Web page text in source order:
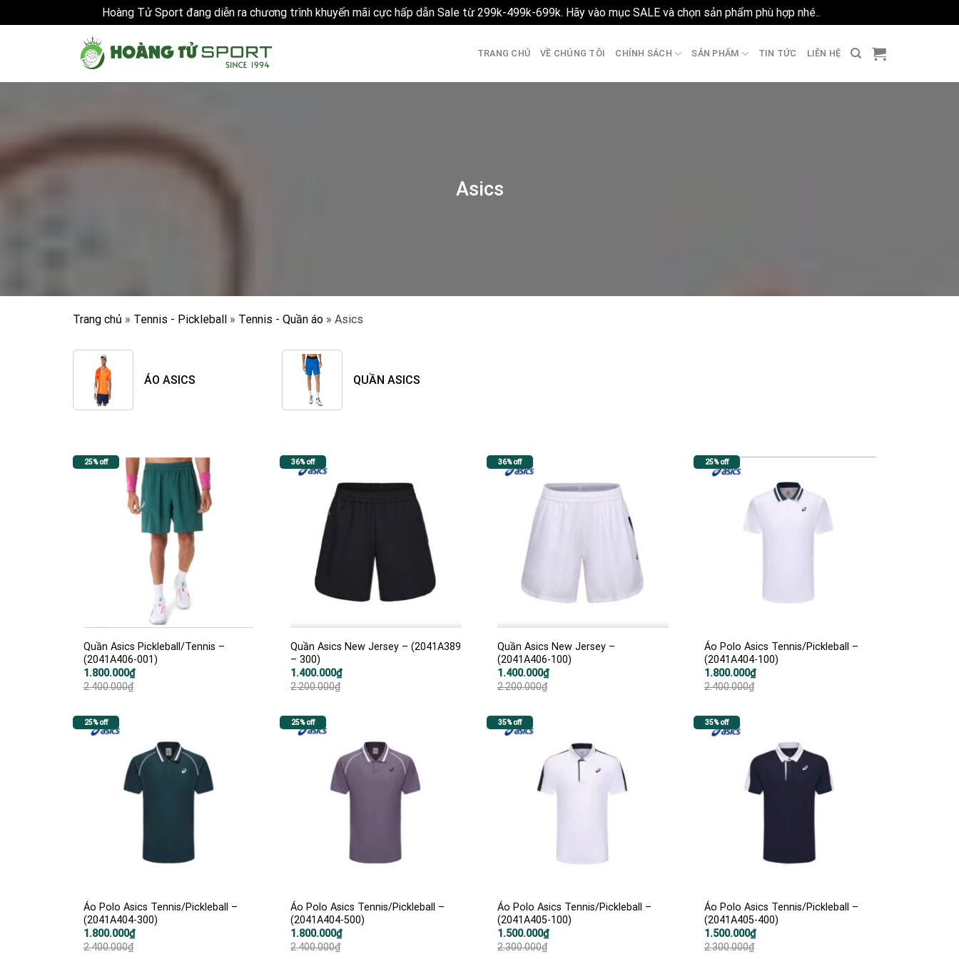
Hoàng Tử Sport đang diễn ra chương trình khuyến mãi cực hấp dẫn Sale từ 299k-499k-699k. Hãy vào mục SALE và chọn sản phẩm phù hợp nhé..
TRANG CHỦ VỀ CHÚNG TÔI CHÍNH SÁCH SẢN PHẨM TIN TỨC LIÊN HỆ
Asics
Trang chủ » Tennis - Pickleball » Tennis - Quần áo » Asics
ÁO ASICS QUẦN ASICS
25% off
Quần Asics Pickleball/Tennis –
(2041A406-001)
2.400.000₫
Giá
gốc
là:
1.800.000₫
Giá
hiện
tại
36% off
Quần Asics New Jersey – (2041A389
– 300)
2.200.000₫
Giá
gốc
là:
1.400.000₫
Giá
hiện
tại
36% off
Quần Asics New Jersey –
(2041A406-100)
2.200.000₫
Giá
gốc
là:
1.400.000₫
Giá
hiện
tại
25% off
Áo Polo Asics Tennis/Pickleball –
(2041A404-100)
2.400.000₫
Giá
gốc
là:
1.800.000₫
Giá
hiện
tại
25% off
Áo Polo Asics Tennis/Pickleball –
(2041A404-300)
2.400.000₫
Giá
gốc
là:
1.800.000₫
Giá
hiện
tại
25% off
Áo Polo Asics Tennis/Pickleball –
(2041A404-500)
2.400.000₫
Giá
gốc
là:
1.800.000₫
Giá
hiện
tại
35% off
Áo Polo Asics Tennis/Pickleball –
(2041A405-100)
2.300.000₫
Giá
gốc
là:
1.500.000₫
Giá
hiện
tại
35% off
Áo Polo Asics Tennis/Pickleball –
(2041A405-400)
2.300.000₫
Giá
gốc
là:
1.500.000₫
Giá
hiện
tại